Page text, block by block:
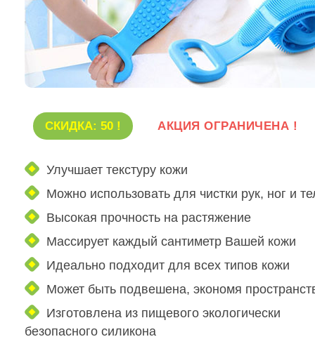
СКИДКА: 50 ! АКЦИЯ ОГРАНИЧЕНА !
Улучшает текстуру кожи
Можно использовать для чистки рук, ног и
Высокая прочность на растяжение
Массирует каждый сантиметр Вашей кожи
Идеально подходит для всех типов кожи
Может быть подвешена, экономя
Изготовлена из пищевого экологически
безопасного силикона